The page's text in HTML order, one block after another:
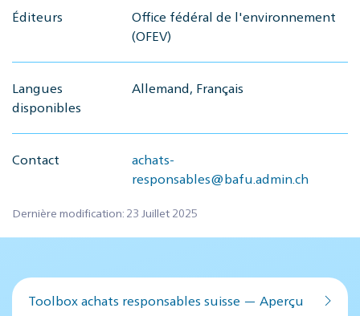
Éditeurs
Office fédéral de l'environnement
(OFEV)
Langues
disponibles
Allemand, Français
Contact
achats-
responsables@bafu.admin.ch
Dernière modification: 23 Juillet 2025
Toolbox achats responsables suisse — Aperçu